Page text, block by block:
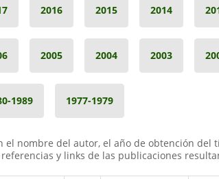
2016 2015 2014
2005 2004 2003
1989 1977-1979
el nombre del autor, el año de obtención
referencias y links de las publicaciones